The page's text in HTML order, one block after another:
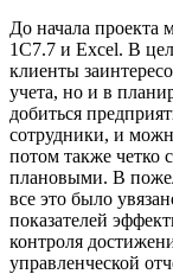
До начала проекта
1С7.7 и Excel. В
клиенты
учета, но и в
добиться
сотрудники, и
потом также четко
плановыми. В
все это было
показателей
контроля
управленческой